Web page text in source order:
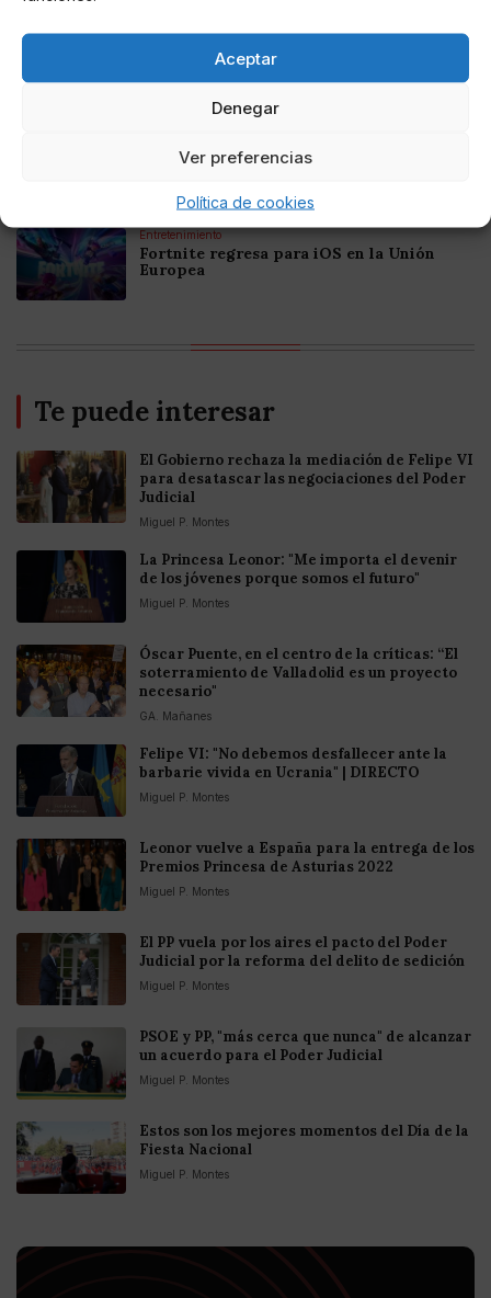
Aceptar
Denegar
Ver preferencias
Política de cookies
Online Casino
Mejores Casinos Online con Bitcoin y
Criptomonedas en Argentina 2025
Mejores casinos online con
criptomonedas y Bitcoin en México 2025
Entretenimiento
Fortnite regresa para iOS en la Unión
Europea
Te puede interesar
El Gobierno rechaza la mediación de Felipe VI
para desatascar las negociaciones del Poder
Judicial
Miguel P. Montes
La Princesa Leonor: "Me importa el devenir
de los jóvenes porque somos el futuro"
Miguel P. Montes
Óscar Puente, en el centro de la críticas: “El
soterramiento de Valladolid es un proyecto
necesario"
GA. Mañanes
Felipe VI: "No debemos desfallecer ante la
barbarie vivida en Ucrania" | DIRECTO
Miguel P. Montes
Leonor vuelve a España para la entrega de los
Premios Princesa de Asturias 2022
Miguel P. Montes
El PP vuela por los aires el pacto del Poder
Judicial por la reforma del delito de sedición
Miguel P. Montes
PSOE y PP, "más cerca que nunca" de alcanzar
un acuerdo para el Poder Judicial
Miguel P. Montes
Estos son los mejores momentos del Día de la
Fiesta Nacional
Miguel P. Montes